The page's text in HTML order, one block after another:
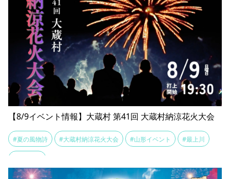
【8/9イベント情報】大蔵村 第41回 大蔵村納涼花火大会
#夏の風物詩 #大蔵村納涼花火大会 #山形イベント #最上川